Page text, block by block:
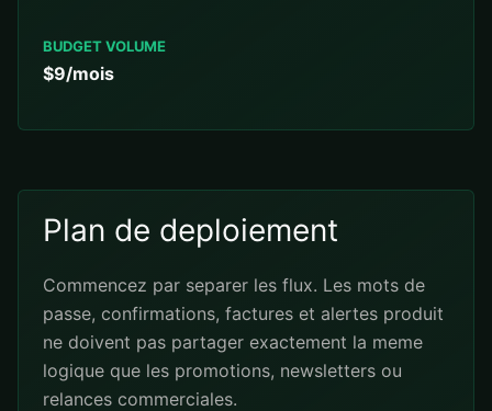
BUDGET VOLUME
$9/mois
Plan de deploiement
Commencez par separer les flux. Les mots de
passe, confirmations, factures et alertes produit
ne doivent pas partager exactement la meme
logique que les promotions, newsletters ou
relances commerciales.